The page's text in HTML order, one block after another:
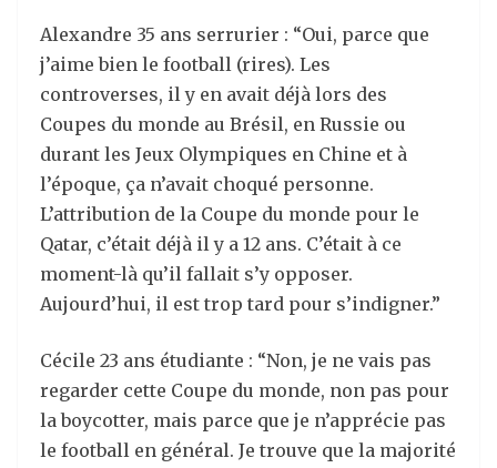
Alexandre 35 ans serrurier : “Oui, parce que
j’aime bien le football (rires). Les
controverses, il y en avait déjà lors des
Coupes du monde au Brésil, en Russie ou
durant les Jeux Olympiques en Chine et à
l’époque, ça n’avait choqué personne.
L’attribution de la Coupe du monde pour le
Qatar, c’était déjà il y a 12 ans. C’était à ce
moment-là qu’il fallait s’y opposer.
Aujourd’hui, il est trop tard pour s’indigner.”
Cécile 23 ans étudiante : “Non, je ne vais pas
regarder cette Coupe du monde, non pas pour
la boycotter, mais parce que je n’apprécie pas
le football en général. Je trouve que la majorité